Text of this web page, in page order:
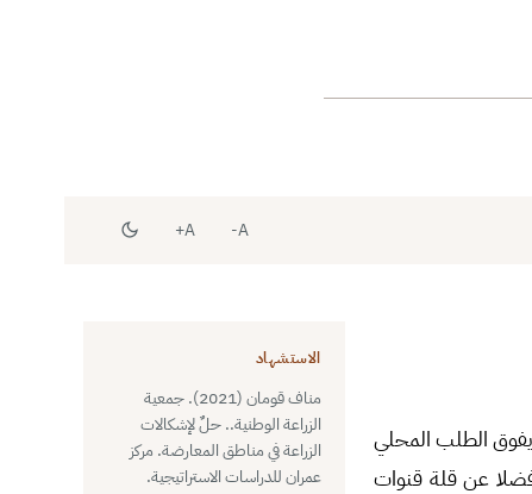
A-
A+
الطلب المحلي
فضلا عن قلة قنوات
الاستشهاد
مناف قومان (2021). جمعية
الزراعة الوطنية.. حلٌ لإشكالات
الزراعة في مناطق المعارضة. مركز
عمران للدراسات الاستراتيجية.